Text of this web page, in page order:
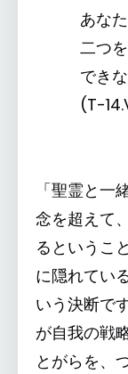
あな
二つ
でき
(T-
「聖霊と一
念を超えて
るというこ
に隠れてい
いう決断で
が自我の戦
とがらを、